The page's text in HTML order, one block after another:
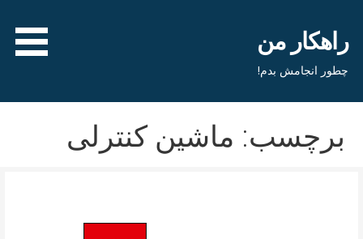
محتواراهکار من
چطور انجامش بدم!
برچسب: ماشین کنترلی